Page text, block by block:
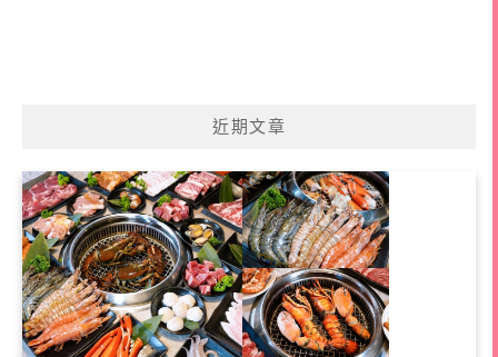
近期文章